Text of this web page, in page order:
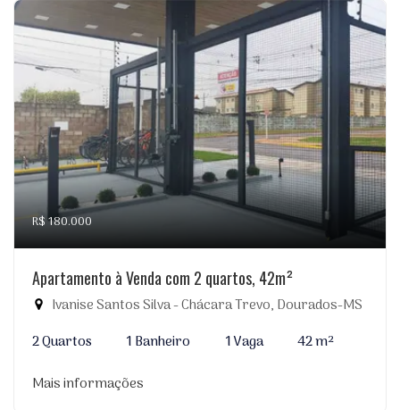
R$ 180.000
Apartamento à Venda com 2 quartos, 42m²
Ivanise Santos Silva - Chácara Trevo, Dourados-MS
2 Quartos
1 Banheiro 1 Vaga
42 m²
Mais informações